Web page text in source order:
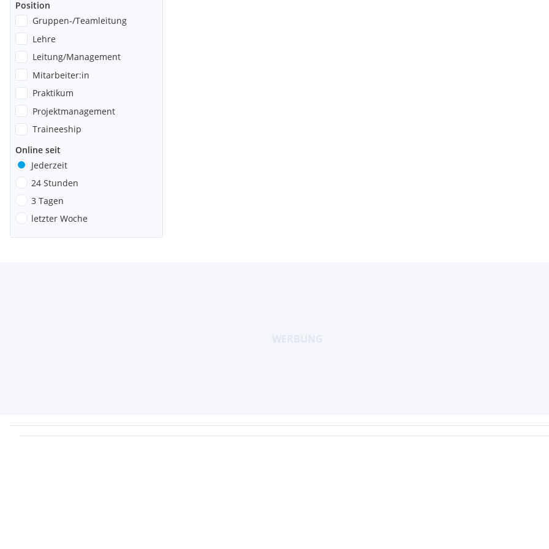
Position
Gruppen-/Teamleitung
Lehre
Leitung/Management
Mitarbeiter:in
Praktikum
Projektmanagement
Traineeship
Online seit
Jederzeit
24 Stunden
3 Tagen
letzter Woche